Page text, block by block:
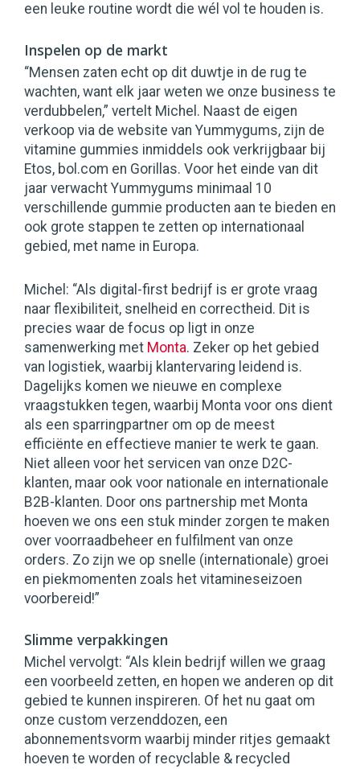
een leuke routine wordt die wél vol te houden is.
Inspelen op de markt
“Mensen zaten echt op dit duwtje in de rug te
wachten, want elk jaar weten we onze business te
verdubbelen,” vertelt Michel. Naast de eigen
verkoop via de website van Yummygums, zijn de
vitamine gummies inmiddels ook verkrijgbaar bij
Etos, bol.com en Gorillas. Voor het einde van dit
jaar verwacht Yummygums minimaal 10
verschillende gummie producten aan te bieden en
ook grote stappen te zetten op internationaal
gebied, met name in Europa.
Michel: “Als digital-first bedrijf is er grote vraag
naar flexibiliteit, snelheid en correctheid. Dit is
precies waar de focus op ligt in onze
samenwerking met Monta. Zeker op het gebied
van logistiek, waarbij klantervaring leidend is.
Dagelijks komen we nieuwe en complexe
vraagstukken tegen, waarbij Monta voor ons dient
als een sparringpartner om op de meest
efficiënte en effectieve manier te werk te gaan.
Niet alleen voor het servicen van onze D2C-
klanten, maar ook voor nationale en internationale
B2B-klanten. Door ons partnership met Monta
hoeven we ons een stuk minder zorgen te maken
over voorraadbeheer en fulfilment van onze
orders. Zo zijn we op snelle (internationale) groei
en piekmomenten zoals het vitamineseizoen
voorbereid!”
Slimme verpakkingen
Michel vervolgt: “Als klein bedrijf willen we graag
een voorbeeld zetten, en hopen we anderen op dit
gebied te kunnen inspireren. Of het nu gaat om
onze custom verzenddozen, een
abonnementsvorm waarbij minder ritjes gemaakt
hoeven te worden of recyclable & recycled